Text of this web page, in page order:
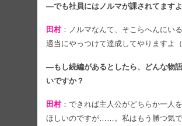
―でも社員にはノルマが課されてます
田村：ノルマなんて、そこらへんにい
適当にやっつけて達成してやりますよ（
―もし続編があるとしたら、どんな物
いですか？
田村：できれば主人公がどちらか一人
ほしいのですが……。私はもう勝つ気